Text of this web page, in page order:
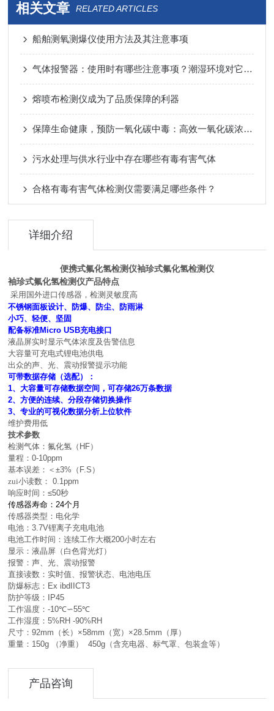
相关文章 RELATED ARTICLES
船舶测氧测爆仪使用方法及其注意事项
气体报警器：使用时有哪些注意事项？潮湿环境对它有这些影响！
熔喷布检测仪成为了品质保障的利器
保障生命健康，预防一氧化碳中毒：高效一氧化碳浓度检测仪的工作原理与重要性
污水处理与供水行业中存在哪些有毒有害气体
合格有毒有害气体检测仪需要满足哪些条件？
详细介绍
便携式氟化氢检测仪袖珍式氟化氢检测仪
袖珍式氟化氢检测仪产品特点
采用国外进口传感器，检测灵敏度高
不锈钢面板设计、防爆、防尘、防雨淋
小巧、轻便、坚固
配备标准Micro USB充电接口
液晶屏实时显示气体浓度及告警信息
大容量可充电式锂电池供电
出众的声、光、震动报警提示功能
可带数据存储（选配）：
1、大容量可存储数据空间，可存储26万条数据
2、方便的连续、分段存储切换操作
3、专业的可视化数据分析上位软件
维护费用低
技术参数
检测气体：氟化氢（ HF）
量程：0-10ppm
基本误差：＜±3% （ F.S ）
zui小读数： 0.1ppm
响应时间：≤50秒
传感器寿命：24个月
传感器类型：电化学
电池：3.7V锂离子充电电池
电池工作时间：连续工作大概200小时左右
显示：液晶屏（白色背光灯）
报警：声、光、震动报警
直接读数：实时值、报警状态、电池电压
防爆标志： Ex ibdIICT3
防护等级：
IP45
工作温度：-10℃∽55℃
工作湿度：5%RH -90%RH
尺寸：92mm （长） ×58mm （宽） ×28.5mm （厚）
重量： 150g （净重） 450g （含充电器、标气罩、包装盒等）
产品咨询